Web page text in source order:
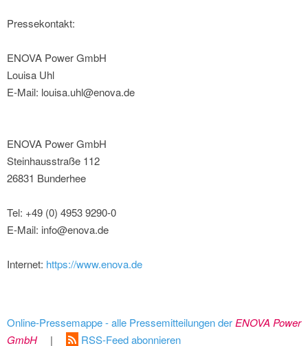
Pressekontakt:
ENOVA Power GmbH
Louisa Uhl
E-Mail: louisa.uhl@enova.de
ENOVA Power GmbH
Steinhausstraße 112
26831 Bunderhee
Tel: +49 (0) 4953 9290-0
E-Mail: info@enova.de
Internet: https://www.enova.de
Online-Pressemappe - alle Pressemitteilungen der ENOVA Power
GmbH
| RSS-Feed abonnieren